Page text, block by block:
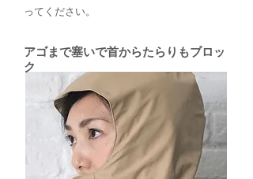
ってください。
アゴまで塞いで首からたらりもブロッ
ク